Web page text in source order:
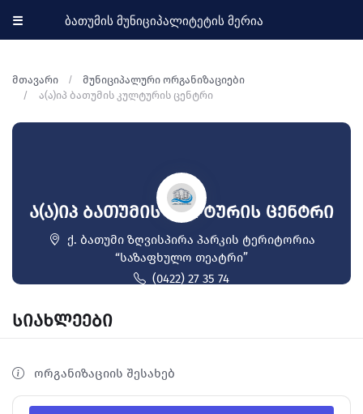
☰ ბათუმის მუნიციპალიტეტის მერია
მთავარი
მუნიციპალური ორგანიზაციები
ა(ა)იპ ბათუმის კულტურის ცენტრი
ა(ა)იპ ბათუმის კულტურის ცენტრი
ქ. ბათუმი ზღვისპირა პარკის ტერიტორია
“საზაფხულო თეატრი”
(0422) 27 35 74
სიახლეები
ორგანიზაციის შესახებ